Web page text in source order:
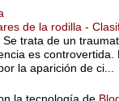
de la rodilla -
Se trata de un
es controvertida.
la aparición de ci...
la tecnología de